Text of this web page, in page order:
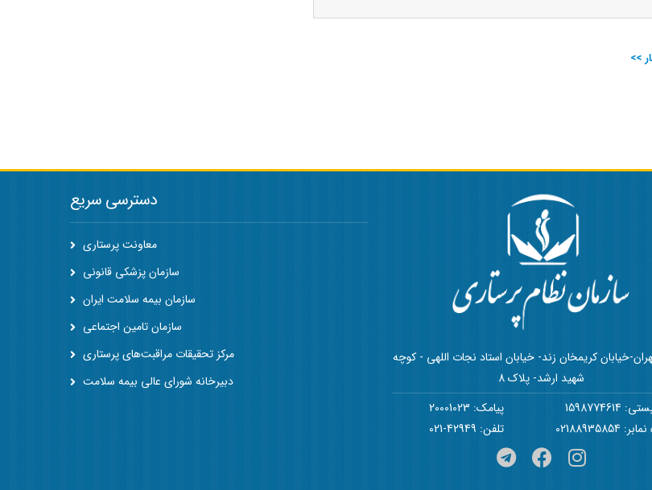
>>
خیابان کریمخان زند- خیابان استاد نجات اللهی - کوچه
شهید ارشد- پلاک 8
پیامک: 20001023
تلفن: 42949-021
دسترسی سریع
معاونت پرستاری
سازمان پزشکی قانونی
سازمان بیمه سلامت ایران
سازمان تامین اجتماعی
مرکز تحقیقات مراقبت‌های پرستاری
دبیرخانه شورای عالی بیمه سلامت